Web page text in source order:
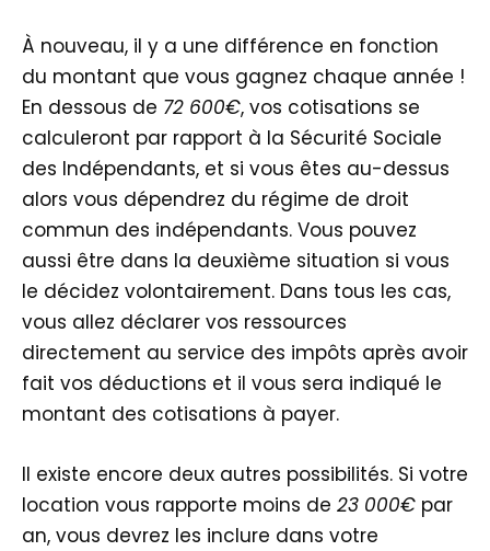
À nouveau, il y a une différence en fonction
du montant que vous gagnez chaque année !
En dessous de 72 600€, vos cotisations se
calculeront par rapport à la Sécurité Sociale
des Indépendants, et si vous êtes au-dessus
alors vous dépendrez du régime de droit
commun des indépendants. Vous pouvez
aussi être dans la deuxième situation si vous
le décidez volontairement. Dans tous les cas,
vous allez déclarer vos ressources
directement au service des impôts après avoir
fait vos déductions et il vous sera indiqué le
montant des cotisations à payer.
Il existe encore deux autres possibilités. Si votre
location vous rapporte moins de 23 000€ par
an, vous devrez les inclure dans votre